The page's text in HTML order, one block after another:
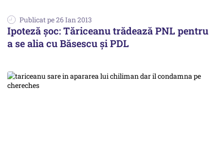
Publicat pe 26 Ian 2013
Ipoteză șoc: Tăriceanu trădează PNL pentru
a se alia cu Băsescu și PDL